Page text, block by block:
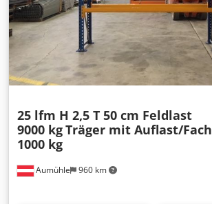
Aumühle 960 km
25 lfm H 2,5 T 50 cm Feldlast
9000 kgTräger mit Auflast/Fach
1000 kg